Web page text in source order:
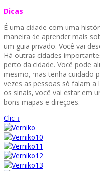
Dicas
É uma cidade com uma
maneira de aprender mais
um guia privado. Você vai
Há outras cidades
perto da cidade. Você pode
mesmo, mas tenha cuidado
vezes as pessoas só falam a
os sinais, você vai estar em
bons mapas e direções.
Clic ↓